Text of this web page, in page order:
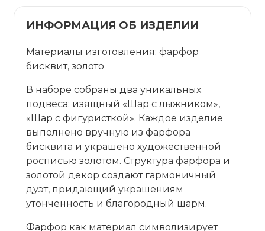
ИНФОРМАЦИЯ ОБ ИЗДЕЛИИ
Материалы изготовления: фарфор
бисквит, золото
В наборе собраны два уникальных
подвеса: изящный «Шар с лыжником»,
«Шар с фигуристкой». Каждое изделие
выполнено вручную из фарфора
бисквита и украшено художественной
росписью золотом. Структура фарфора и
золотой декор создают гармоничный
дуэт, придающий украшениям
утончённость и благородный шарм.
Фарфор как материал символизирует